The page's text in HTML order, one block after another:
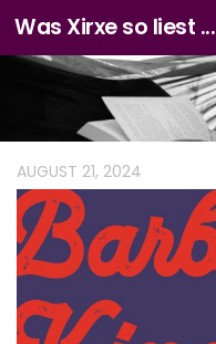
Zum Inhalt springen
Was Xirxe so liest ...
AUGUST 21, 2024